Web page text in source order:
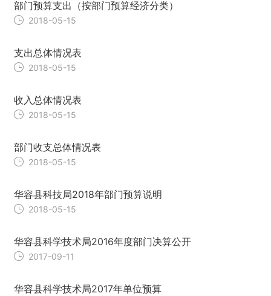
部门预算支出（按部门预算经济分类）
2018-05-15
支出总体情况表
2018-05-15
收入总体情况表
2018-05-15
部门收支总体情况表
2018-05-15
华容县科技局2018年部门预算说明
2018-05-15
华容县科学技术局2016年度部门决算公开
2017-09-11
华容县科学技术局2017年单位预算